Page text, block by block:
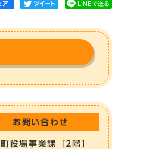
お問い合わせ
役場事業課［2階］